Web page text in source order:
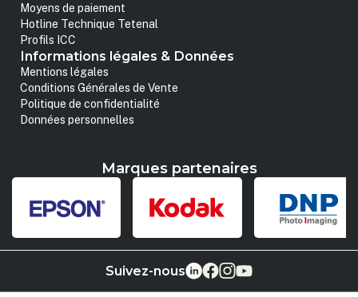
Moyens de paiement
Hotline Technique Tetenal
Profils ICC
Informations légales & Données
Mentions légales
Conditions Générales de Vente
Politique de confidentialité
Données personnelles
Marques partenaires
Suivez-nous